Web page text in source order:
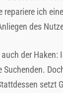
repariere ich
des
der
Suchenden.
setzt